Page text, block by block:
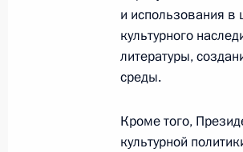
11 октября 2017 года,
30 июня 2017 года,
и использования в
культурного
литературы,
среды.
Кроме того,
культурной